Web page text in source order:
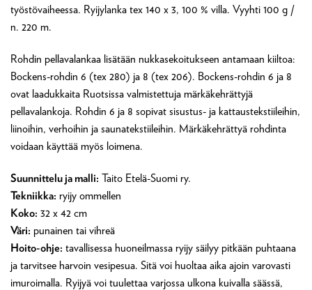
työstövaiheessa. Ryijylanka tex 140 x 3, 100 % villa. Vyyhti 100 g /
n. 220 m.
Rohdin pellavalankaa lisätään nukkasekoitukseen antamaan kiiltoa:
Bockens-rohdin 6 (tex 280) ja 8 (tex 206). Bockens-rohdin 6 ja 8
ovat laadukkaita Ruotsissa valmistettuja märkäkehrättyjä
pellavalankoja. Rohdin 6 ja 8 sopivat sisustus- ja kattaustekstiileihin,
liinoihin, verhoihin ja saunatekstiileihin. Märkäkehrättyä rohdinta
voidaan käyttää myös loimena.
Suunnittelu ja malli: Taito Etelä-Suomi ry.
Tekniikka: ryijy ommellen
Koko: 32 x 42 cm
Väri: punainen tai vihreä
Hoito-ohje: tavallisessa huoneilmassa ryijy säilyy pitkään puhtaana
ja tarvitsee harvoin vesipesua. Sitä voi huoltaa aika ajoin varovasti
imuroimalla. Ryijyä voi tuulettaa varjossa ulkona kuivalla säässä,